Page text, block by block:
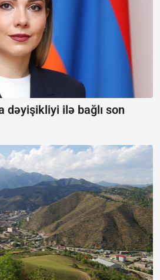
dəyişikliyi ilə bağlı son